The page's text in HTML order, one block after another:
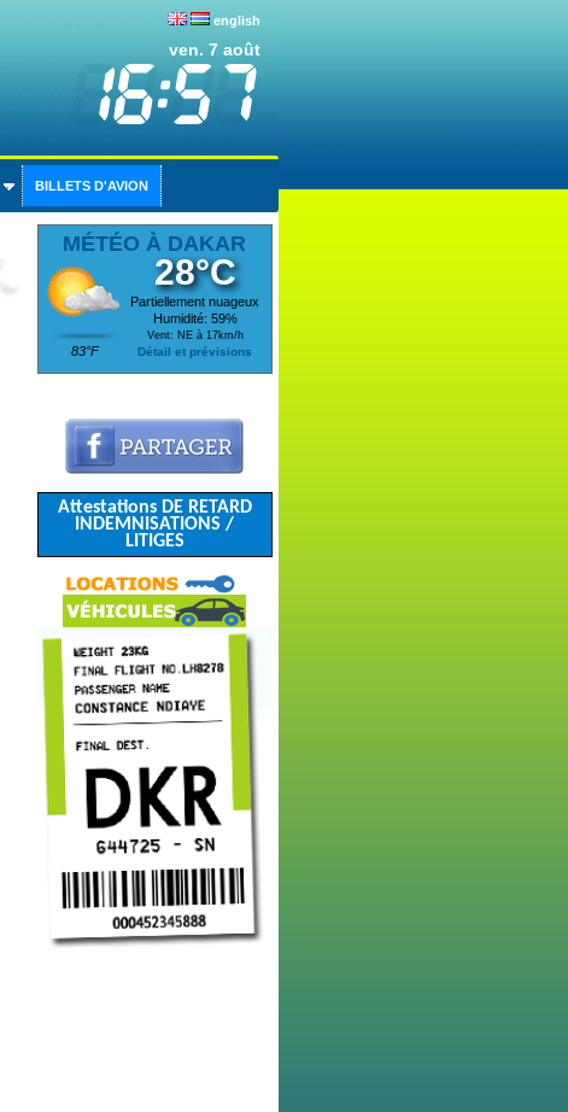
english
ven. 7 août
BILLETS D'AVION
MÉTÉO À DAKAR
83°F
28°C
Partiellement nuageux
Humidité: 59%
Vent: NE à 17km/h
Détail et prévisions
Attestations DE RETARD
INDEMNISATIONS /
LITIGES